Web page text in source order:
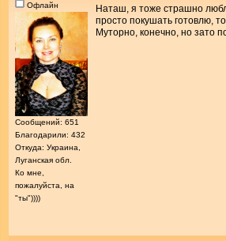
Офлайн
Сообщений: 651
Благодарили: 432
Откуда: Украина,
Луганская обл.
Ко мне,
пожалуйста, на
"ты"))))
Наташ, я тоже страшно
просто покушать готовлю,
Муторно, конечно, но зато